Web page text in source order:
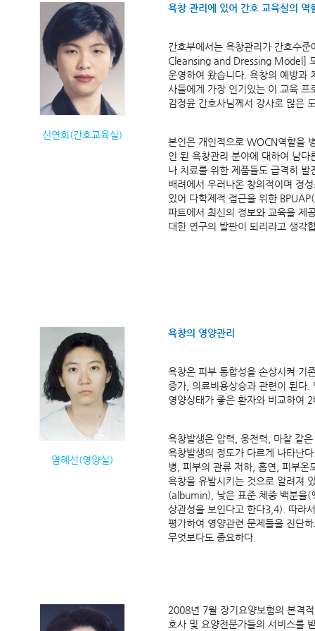
신연희(간호교육실)
욕창 관리에 있어 간호 교육실의 역
간호부에서는 욕창관리가 간호수
Cleansing and Dressing Model]
운영하여 왔습니다. 욕창의 예방과
사들에게 가장 인기있는 이 교육 프
김정윤 간호사님께서 강사로 많은
본인은 개인적으로 WOCN역할을
인 된 욕창관리 분야에 대하여 남
나 치료를 위한 제품들도 급격히
배려에서 우러나온 창의적이며 정
있어 다학제적 접근을 위한
파트에서 최신의 정보와 교육을 제
대한 연구의 발판이 되리라고 생각
염혜선(영양실)
욕창의 영양관리
욕창은 피부 통합성을 손상시켜 기
증가, 의료비용상승과 관련이 된
영양상태가 좋은 환자와 비교하여
욕창발생은 압력, 웅전력, 마찰 같
욕창발생의 정도가 다르게 나타난
병, 피부의 관류 저하, 흡연, 피부온
욕창을 유발시키는 것으로 알려져
(albumin), 낮은 표준 체중 백분
상관성을 보인다고 한다3,4). 따라
평가하여 영양관련 문제들을 진단
무엇보다도 중요하다.
2008년 7월 장기요양보험의 본격
호사 및 요양전문가들의 서비스를